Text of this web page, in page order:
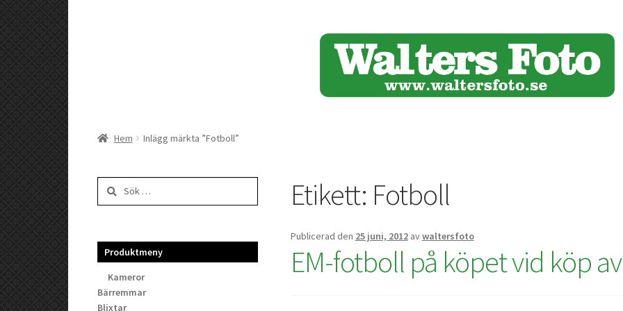
Hem Inlägg märkta ”Fotboll”
Etikett: Fotboll
Publicerad den 25 juni, 2012 avwaltersfoto
EM-fotboll på köpet vid köp
Sök
efter:
Produktmeny
Kameror
Bärremmar
Blixtar